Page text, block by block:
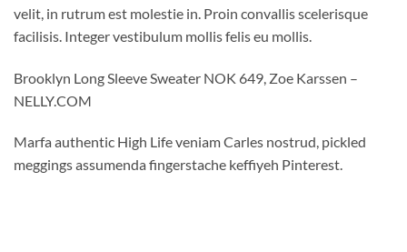
velit, in rutrum est molestie in. Proin convallis scelerisque
facilisis. Integer vestibulum mollis felis eu mollis.
Brooklyn Long Sleeve Sweater NOK 649, Zoe Karssen –
NELLY.COM
Marfa authentic High Life veniam Carles nostrud, pickled
meggings assumenda fingerstache keffiyeh Pinterest.